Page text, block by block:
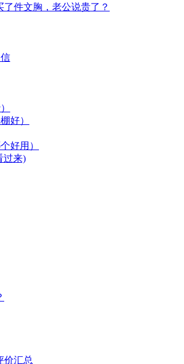
件文胸，老公说贵了？
好）
好用）
过来)
价汇总